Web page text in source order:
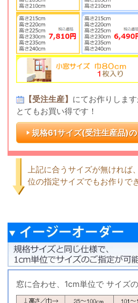
【受注生産】 にてお作りしま
とてもお買い得です！
規格61サイズ(受注生産品)の
上記に合うサイズが無ければ
位の指定サイズでもお作りで
窓に合わせ、1cm単位で サイズ